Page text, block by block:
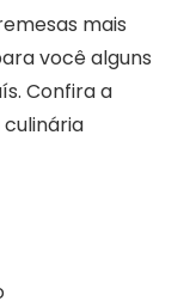
mais
você alguns
Confira a